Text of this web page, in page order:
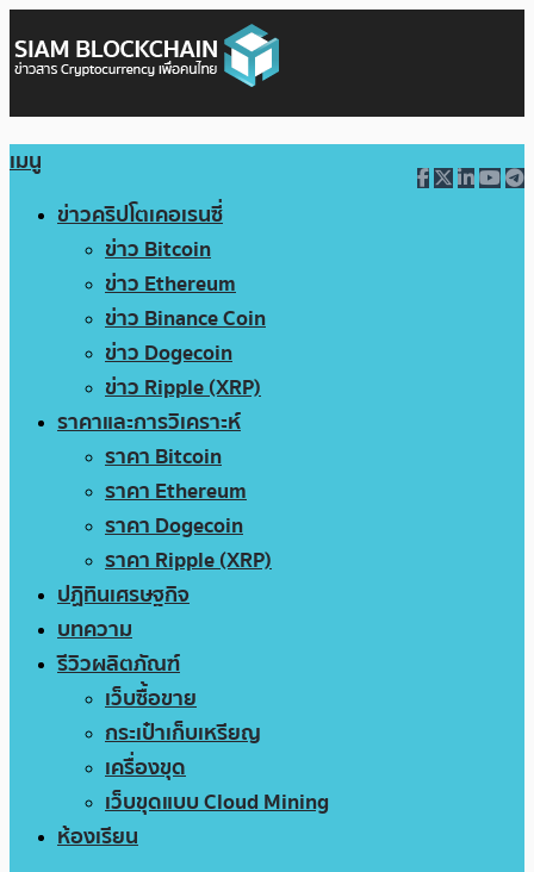
เมนู
ข่าวคริปโตเคอเรนซี่
ข่าว Bitcoin
ข่าว Ethereum
ข่าว Binance Coin
ข่าว Dogecoin
ข่าว Ripple (XRP)
ราคาและการวิเคราะห์
ราคา Bitcoin
ราคา Ethereum
ราคา Dogecoin
ราคา Ripple (XRP)
ปฏิทินเศรษฐกิจ
บทความ
รีวิวผลิตภัณฑ์
เว็บซื้อขาย
กระเป๋าเก็บเหรียญ
เครื่องขุด
เว็บขุดแบบ Cloud Mining
ห้องเรียน